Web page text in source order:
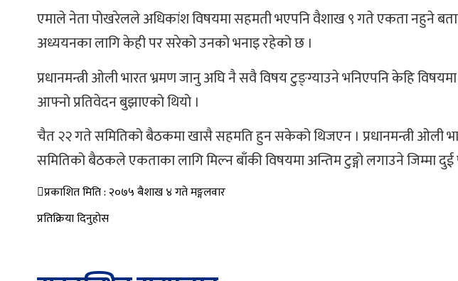
एमाले नेता पोखरेलले अधिकांश विषयमा सहमती भएपनि वैशाख ९ गते एकता नहुने
अध्ययनका लागि केही पर सरेको उनको भनाइ रहेको छ ।
प्रधानमन्त्री ओली भारत भ्रमण जानु अघि नै सवै विषय टुङ्ग्याउने भनिएपनि केहि
आफ्नो प्रतिवेदन बुझाएको थियो ।
चैत २२ गते समितिको बैठकमा खासै सहमति हुन सकेको थिजएन । प्रधानमन्त्री ओली
समितिको बैठकले एकताका लागि मिल्न बाँकी विषयमा अन्तिम टुङ्गो लगाउने जिम्मा दुई
प्रकाशित मिति : २०७५ बैशाख ४ गते मङ्गलवार
प्रतिक्रिया दिनुहोस